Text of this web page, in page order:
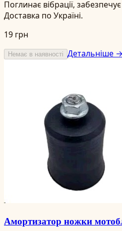
Поглинає вібрації,
Доставка по Україні.
19 грн
Немає в наявності Детальніше →
Амортизатор ножки